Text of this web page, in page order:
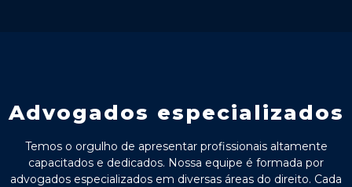
Advogados especializados
Temos o orgulho de apresentar profissionais altamente
capacitados e dedicados. Nossa equipe é formada por
advogados especializados em diversas áreas do direito. Cada